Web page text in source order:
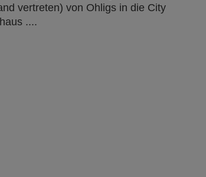
vertreten) von Ohligs in die City
....